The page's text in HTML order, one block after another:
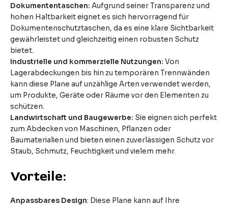
Dokumententaschen: Aufgrund seiner Transparenz und
hohen Haltbarkeit eignet es sich hervorragend für
Dokumentenschutztaschen, da es eine klare Sichtbarkeit
gewährleistet und gleichzeitig einen robusten Schutz
bietet.
Industrielle und kommerzielle Nutzungen: Von
Lagerabdeckungen bis hin zu temporären Trennwänden
kann diese Plane auf unzählige Arten verwendet werden,
um Produkte, Geräte oder Räume vor den Elementen zu
schützen.
Landwirtschaft und Baugewerbe: Sie eignen sich perfekt
zum Abdecken von Maschinen, Pflanzen oder
Baumaterialien und bieten einen zuverlässigen Schutz vor
Staub, Schmutz, Feuchtigkeit und vielem mehr.
Vorteile:
Anpassbares Design: Diese Plane kann auf Ihre